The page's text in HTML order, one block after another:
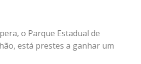
o Parque Estadual de
está prestes a ganhar um